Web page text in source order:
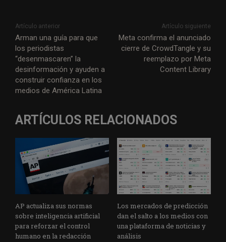
Artículo anterior
Arman una guía para que
los periodistas
“desenmascaren” la
desinformación y ayuden a
construir confianza en los
medios de América Latina
Artículo siguiente
Meta confirma el anunciado
cierre de CrowdTangle y su
reemplazo por Meta
Content Library
ARTÍCULOS RELACIONADOS
AP actualiza sus normas
sobre inteligencia artificial
para reforzar el control
humano en la redacción
Los mercados de predicción
dan el salto a los medios con
una plataforma de noticias y
análisis